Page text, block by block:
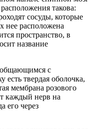
такова:
сосуды, которые
нее расположена
пространство, в
название
с
есть твердая оболочка,
мембрана розового
каждый нерв на
его через